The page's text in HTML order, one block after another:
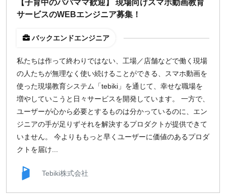
【子育中のパパママ歓迎】 現場向けスマホ動画教育
サービスのWEBエンジニア募集！
バックエンドエンジニア
私たちは作って終わりではない、工場／店舗などで働く現場
の人たちが無理なく使い続けることができる、スマホ動画を
使った現場教育システム「tebiki」を通じて、幸せな職場を
増やしていこうと日々サービスを開発しています。 一方で、
ユーザーが心から必要とするものは分かっているのに、エン
ジニアの手が足りずそれを解決するプロダクトが提供できて
いません。 今よりももっと早くユーザーに価値のあるプロダ
クトを届け...
Tebiki株式会社